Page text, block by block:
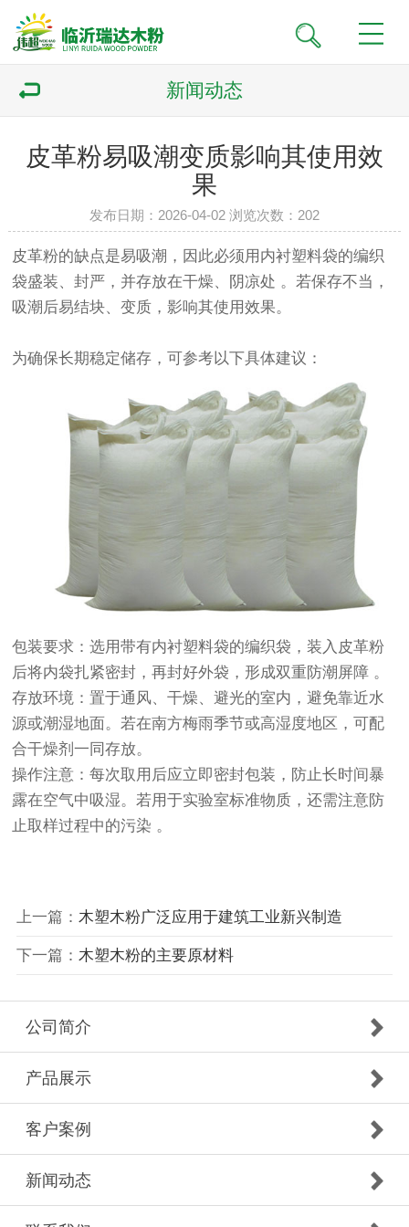
新闻动态
​皮革粉易吸潮变质影响其使用效
果
发布日期：2026-04-02 浏览次数： 202
皮革粉的缺点是易吸潮，因此必须用内衬塑料袋的编织
袋盛装、封严，并存放在干燥、阴凉处‌ 。若保存不当，
吸潮后易结块、变质，影响其使用效果。
为确保长期稳定储存，可参考以下具体建议：
‌包装要求‌：选用带有内衬塑料袋的编织袋，装入皮革粉
后将内袋扎紧密封，再封好外袋，形成双重防潮屏障 。
‌存放环境‌：置于通风、干燥、避光的室内，避免靠近水
源或潮湿地面。若在南方梅雨季节或高湿度地区，可配
合干燥剂一同存放。
‌操作注意‌：每次取用后应立即密封包装，防止长时间暴
露在空气中吸湿。若用于实验室标准物质，还需注意防
止取样过程中的污染 。
上一篇： ​木塑木粉广泛应用于建筑工业新兴制造
下一篇： 木塑木粉的主要原材料
公司简介
产品展示
客户案例
新闻动态